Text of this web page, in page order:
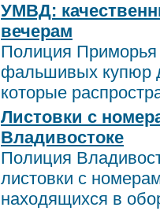
УМВД:
вечерам
Полиция Приморья
фальшивых купюр
которые
Листовки с
Владивостоке
Полиция
листовки с
находящихся в